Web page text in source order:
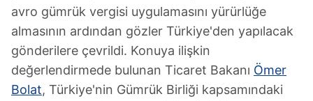
avro gümrük vergisi uygulamasını yürürlüğe
almasının ardından gözler Türkiye'den yapılacak
gönderilere çevrildi. Konuya ilişkin
değerlendirmede bulunan Ticaret Bakanı Ömer
Bolat, Türkiye'nin Gümrük Birliği kapsamındaki